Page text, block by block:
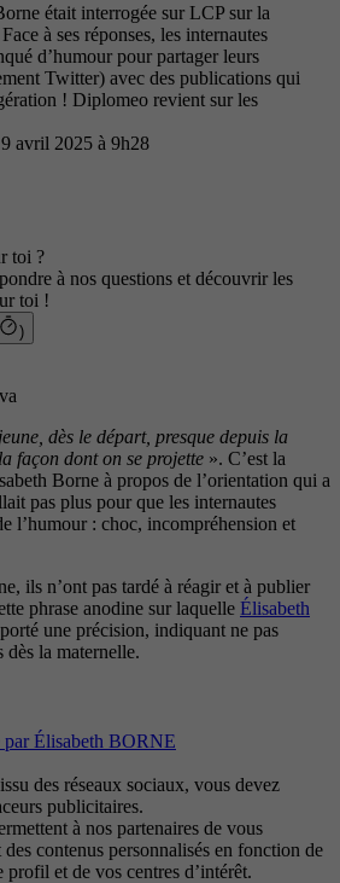
était interrogée sur LCP sur la
à ses réponses, les internautes
d’humour pour partager leurs
Twitter) avec des publications qui
! Diplomeo revient sur les
9 avril 2025 à 9h28
toi ?
à nos questions et découvrir les
toi !
)
dès le départ, presque depuis la
façon dont on se projette ». C’est la
Borne à propos de l’orientation qui a
pas plus pour que les internautes
l’humour : choc, incompréhension et
ils n’ont pas tardé à réagir et à publier
phrase anodine sur laquelle Élisabeth
une précision, indiquant ne pas
la maternelle.
par Élisabeth BORNE
des réseaux sociaux, vous devez
publicitaires.
à nos partenaires de vous
contenus personnalisés en fonction de
et de vos centres d’intérêt.